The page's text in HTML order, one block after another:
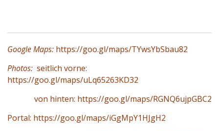
Google Maps: https://goo.gl/maps/TYwsYbSbau82
Photos: seitlich vorne:
https://goo.gl/maps/uLq65263KD32
von hinten: https://goo.gl/maps/RGNQ6ujpGBC2
Portal: https://goo.gl/maps/iGgMpY1HJgH2